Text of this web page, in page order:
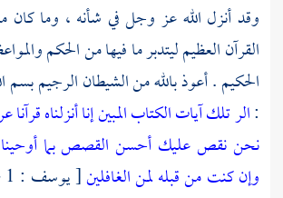
وقد أنزل الله عز وجل في شأنه ، وما
القرآن العظيم ليتدبر ما فيها من الحكم
الحكيم . أعوذ بالله من الشيطان الرجيم بسم
:الرتلك آيات الكتاب المبينإنا أنزلناه
نحن نقص عليك أحسن القصص بما أوحينا
وإن كنت من قبله لمن الغافلين